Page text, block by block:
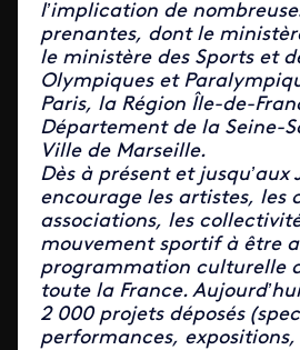
l’implication de
prenantes, dont le
le ministère des Sports et
Olympiques et
Paris, la Région Île-de-
Département de la Seine-
Ville de Marseille.
Dès à présent et jusqu’aux
encourage les artistes, les
associations, les
mouvement sportif à être
programmation culturelle
toute la France.
2 000 projets déposés
performances,